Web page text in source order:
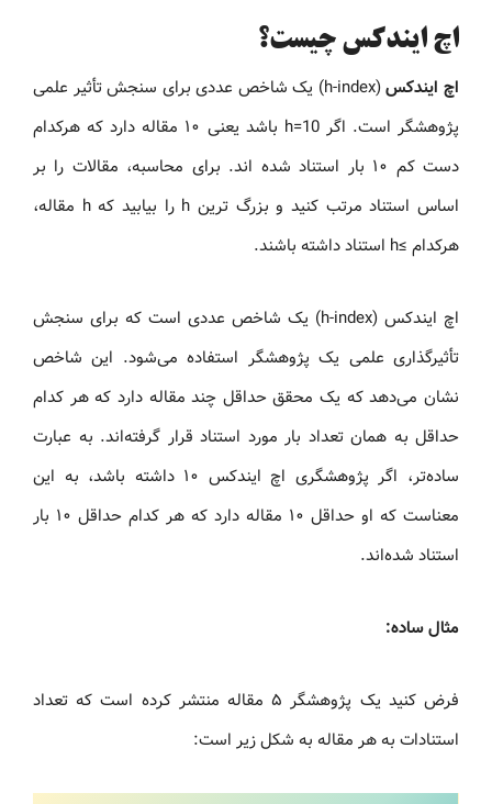
اچ ایندکس چیست؟
اچ ایندکس
(h-index) یک شاخص عددی برای سنجش تأثیر علمی
پژوهشگر است. اگر h=10 باشد یعنی ۱۰ مقاله دارد که هرکدام
دست کم ۱۰ بار استناد شده اند. برای محاسبه، مقالات را بر
اساس استناد مرتب کنید و بزرگ ترین h را بیابید که h مقاله،
هرکدام ≥h استناد داشته باشند.
اچ ایندکس (h-index) یک شاخص عددی است که برای سنجش
تأثیرگذاری علمی یک پژوهشگر استفاده می‌شود. این شاخص
نشان می‌دهد که یک محقق حداقل چند مقاله دارد که هر کدام
حداقل به همان تعداد بار مورد استناد قرار گرفته‌اند. به عبارت
ساده‌تر، اگر پژوهشگری اچ ایندکس ۱۰ داشته باشد، به این
معناست که او حداقل ۱۰ مقاله دارد که هر کدام حداقل ۱۰ بار
استناد شده‌اند.
مثال ساده:
فرض کنید یک پژوهشگر ۵ مقاله منتشر کرده است که تعداد
استنادات به هر مقاله به شکل زیر است: